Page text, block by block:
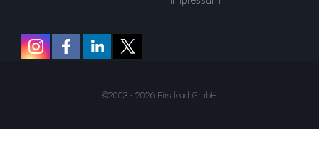
©2003 - 2026 Firstlead GmbH